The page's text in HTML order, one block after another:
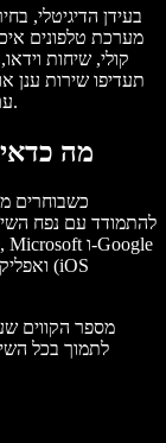
בעידן הדיגיטלי,
מערכת טלפונים
קולי, שיחות
תעדיפו שירות ענן
עם ציוד המשרד ותספק יכולות מתקדמות גם במובייל.
מה
כשבוחרים
להתמודד עם נפח
מספר הקווים
לתמוך בכל